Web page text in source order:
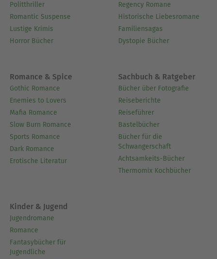
Politthriller
Romantic Suspense
Lustige Krimis
Horror Bücher
Regency Romane
Historische Liebesromane
Familiensagas
Dystopie Bücher
Romance & Spice
Gothic Romance
Enemies to Lovers
Mafia Romance
Slow Burn Romance
Sports Romance
Dark Romance
Erotische Literatur
Sachbuch & Ratgeber
Bücher über Fotografie
Reiseberichte
Reiseführer
Bastelbücher
Bücher für die
Schwangerschaft
Achtsamkeits-Bücher
Thermomix Kochbücher
Kinder & Jugend
Jugendromane
Romance
Fantasybücher für
Jugendliche